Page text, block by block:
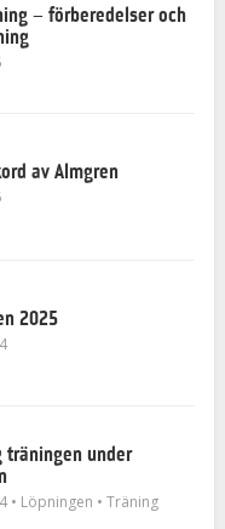
– förberedelser och
av Almgren
2025
träningen under
• Löpningen • Träning